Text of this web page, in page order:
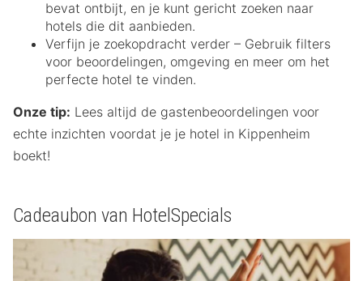
bevat ontbijt, en je kunt gericht zoeken naar
hotels die dit aanbieden.
Verfijn je zoekopdracht verder – Gebruik filters
voor beoordelingen, omgeving en meer om het
perfecte hotel te vinden.
Onze tip: Lees altijd de gastenbeoordelingen voor
echte inzichten voordat je je hotel in Kippenheim
boekt!
Cadeaubon van HotelSpecials